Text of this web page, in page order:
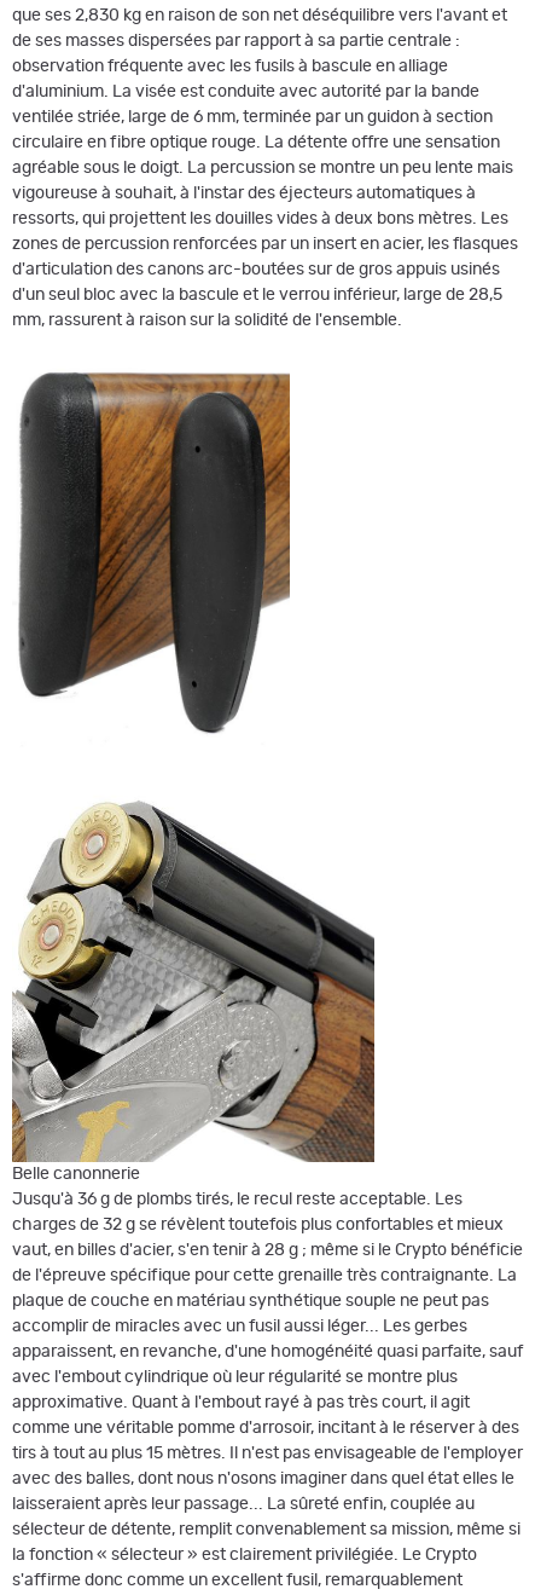
que ses 2,830 kg en raison de son net déséquilibre vers l'avant et
de ses masses dispersées par rapport à sa partie centrale :
observation fréquente avec les fusils à bascule en alliage
d'aluminium. La visée est conduite avec autorité par la bande
ventilée striée, large de 6 mm, terminée par un guidon à section
circulaire en fibre optique rouge. La détente offre une sensation
agréable sous le doigt. La percussion se montre un peu lente mais
vigoureuse à souhait, à l'instar des éjecteurs automatiques à
ressorts, qui projettent les douilles vides à deux bons mètres. Les
zones de percussion renforcées par un insert en acier, les flasques
d'articulation des canons arc-boutées sur de gros appuis usinés
d'un seul bloc avec la bascule et le verrou inférieur, large de 28,5
mm, rassurent à raison sur la solidité de l'ensemble.
Belle canonnerie
Jusqu'à 36 g de plombs tirés, le recul reste acceptable. Les
charges de 32 g se révèlent toutefois plus confortables et mieux
vaut, en billes d'acier, s'en tenir à 28 g ; même si le Crypto bénéficie
de l'épreuve spécifique pour cette grenaille très contraignante. La
plaque de couche en matériau synthétique souple ne peut pas
accomplir de miracles avec un fusil aussi léger... Les gerbes
apparaissent, en revanche, d'une homogénéité quasi parfaite, sauf
avec l'embout cylindrique où leur régularité se montre plus
approximative. Quant à l'embout rayé à pas très court, il agit
comme une véritable pomme d'arrosoir, incitant à le réserver à des
tirs à tout au plus 15 mètres. Il n'est pas envisageable de l'employer
avec des balles, dont nous n'osons imaginer dans quel état elles le
laisseraient après leur passage... La sûreté enfin, couplée au
sélecteur de détente, remplit convenablement sa mission, même si
la fonction « sélecteur » est clairement privilégiée. Le Crypto
s'affirme donc comme un excellent fusil, remarquablement